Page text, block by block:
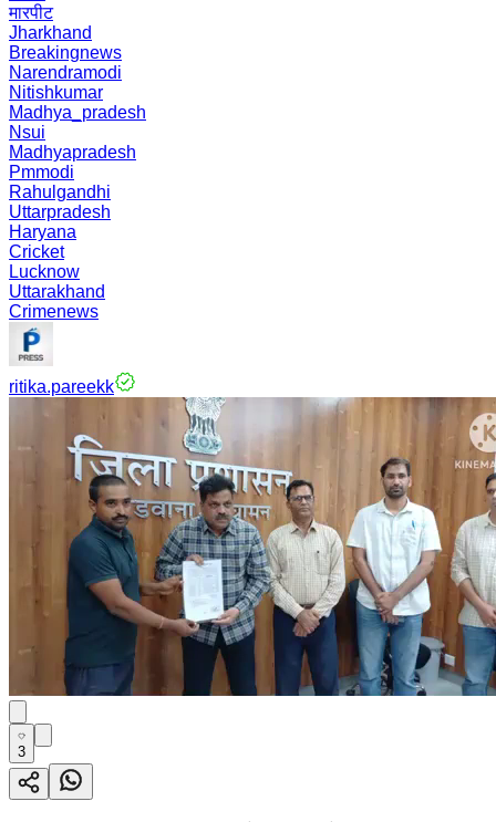
मारपीट
Jharkhand
Breakingnews
Narendramodi
Nitishkumar
Madhya_pradesh
Nsui
Madhyapradesh
Pmmodi
Rahulgandhi
Uttarpradesh
Haryana
Cricket
Lucknow
Uttarakhand
Crimenews
ritika.pareekk
3